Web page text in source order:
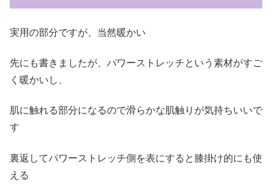
実用の部分ですが、当然暖かい
先にも書きましたが、パワーストレッチという素材がすご
く暖かいし、
肌に触れる部分になるので滑らかな肌触りが気持ちいいで
す
裏返してパワーストレッチ側を表にすると膝掛け的にも使
える